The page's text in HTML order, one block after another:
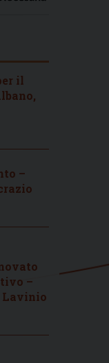
il
–
–
Lavinio